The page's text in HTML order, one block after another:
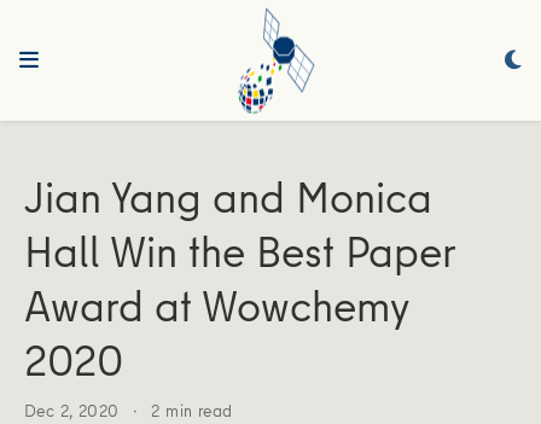
Jian Yang and Monica
Hall Win the Best Paper
Award at Wowchemy
2020
Dec 2, 2020 2 min read